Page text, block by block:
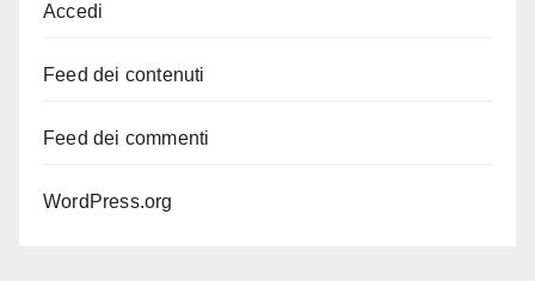
Accedi
Feed dei contenuti
Feed dei commenti
WordPress.org